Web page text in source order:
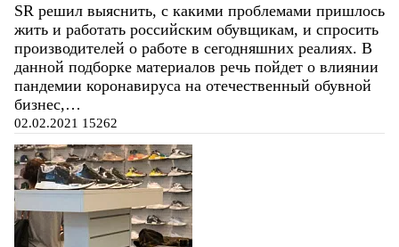
SR решил выяснить, с какими проблемами пришлось
жить и работать российским обувщикам, и спросить
производителей о работе в сегодняшних реалиях. В
данной подборке материалов речь пойдет о влиянии
пандемии коронавируса на отечественный обувной
бизнес,…
02.02.2021 15262